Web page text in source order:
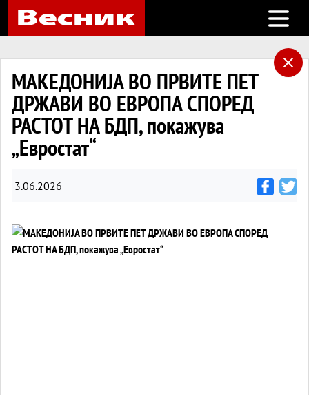
Open
МАКЕДОНИЈА ВО ПРВИТЕ ПЕТ
ДРЖАВИ ВО ЕВРОПА СПОРЕД
РАСТОТ НА БДП, покажува
„Евростат“
3.06.2026